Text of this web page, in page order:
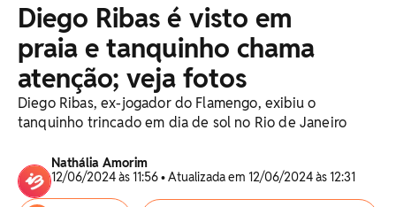
Diego Ribas é visto em
praia e tanquinho chama
atenção; veja fotos
Diego Ribas, ex-jogador do Flamengo, exibiu o
tanquinho trincado em dia de sol no Rio de Janeiro
Nathália Amorim
12/06/2024 às 11:56 • Atualizada em 12/06/2024 às 12:31